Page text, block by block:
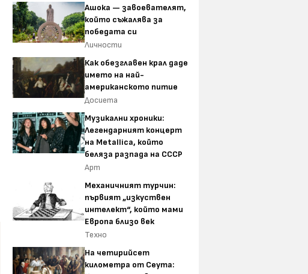
Ашока — завоевателят,
който съжалява за
победата си
Личности
Как обезглавен крал даде
името на най-
американското питие
Досиета
Музикални хроники:
Легендарният концерт
на Metallica, който
беляза разпада на СССР
Арт
Механичният турчин:
първият „изкуствен
интелект“, който мами
Европа близо век
Техно
На четирийсет
километра от Сеута: